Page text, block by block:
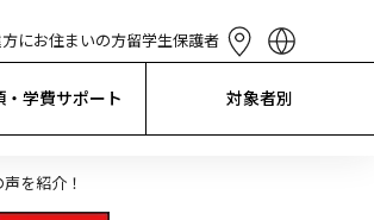
にお住まいの方留学生保護者
简体中文
学費サポート 対象者別
を紹介！